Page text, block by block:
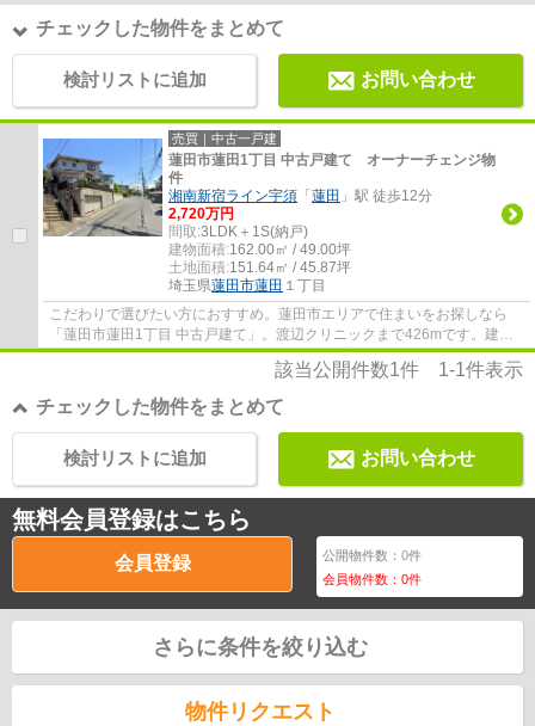
チェックした物件をまとめて
検討リストに追加 お問い合わせ
売買｜中古一戸建
蓮田市蓮田1丁目 中古戸建て オーナーチェンジ物
件
湘南新宿ライン宇須 「 蓮田 」駅 徒歩12分
2,720万円
間取:3LDK＋1S(納戸)
建物面積:162.00㎡ / 49.00坪
土地面積:151.64㎡ / 45.87坪
埼玉県蓮田市蓮田 １丁目
こだわりで選びたい方におすすめ。蓮田市エリアで住まいをお探しなら
「蓮田市蓮田1丁目 中古戸建て」。渡辺クリニックまで426mです。建物
面積は30坪以上で開放感があります。台風で窓...
該当公開件数1件 1-1件表示
チェックした物件をまとめて
お問い合わせ
検討リストに追加
無料会員登録はこちら
会員登録 公開物件数：0件
会員物件数：0件
さらに条件を絞り込む
物件リクエスト